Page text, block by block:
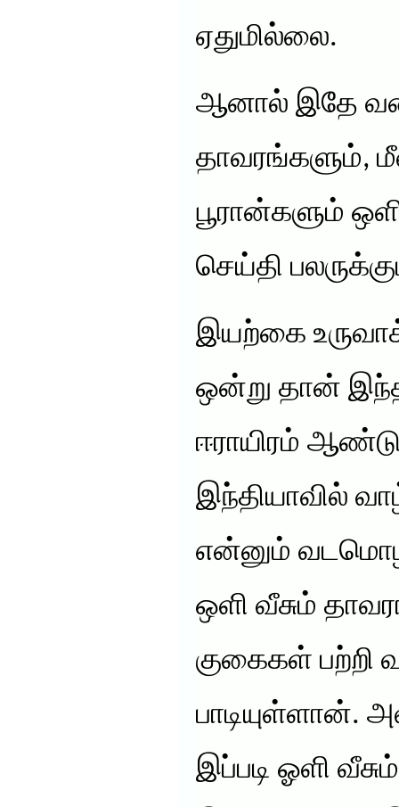
ஏதுமில்லை.
ஆனால் இதே
தாவரங்களும்,
பூரான்களும்
செய்தி
இயற்கை
ஒன்று தான்
ஈராயிரம்
இந்தியாவில்
என்னும்
ஒளி வீசும்
குகைகள் பற்றி
பாடியுள்ளான்.
இப்படி ஓளி